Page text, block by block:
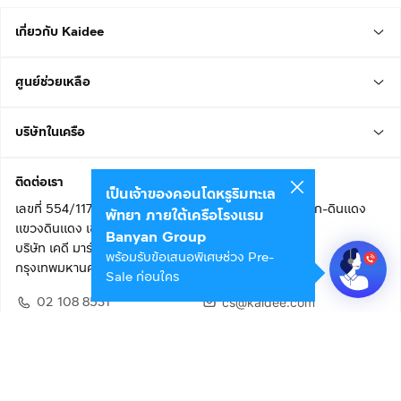
เกี่ยวกับ Kaidee
ศูนย์ช่วยเหลือ
บริษัทในเครือ
ติดต่อเรา
เลขที่ 554/117 อาคารสกายไนน์ เซ็นเตอร์ ชั้น 22 ถนนอโศก-ดินแดง
แขวงดินแดง เขตดินแดง
บริษัท เคดี มาร์เก็ตเพลส จำกัด (สำนักงานใหญ่)
กรุงเทพมหานคร 10400
02 108 8531
cs@kaidee.com
เป็นเจ้าของคอนโดหรูริมทะเล
พัทยา ภายใต้เครือโรงแรม
Banyan Group
พร้อมรับข้อเสนอพิเศษช่วง Pre-
Sale ก่อนใคร